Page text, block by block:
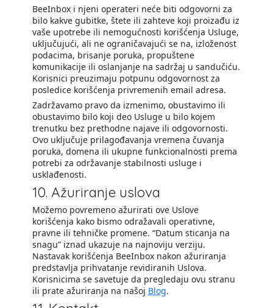
BeeInbox i njeni operateri neće biti odgovorni za
bilo kakve gubitke, štete ili zahteve koji proizađu iz
vaše upotrebe ili nemogućnosti korišćenja Usluge,
uključujući, ali ne ograničavajući se na, izloženost
podacima, brisanje poruka, propuštene
komunikacije ili oslanjanje na sadržaj u sandučiću.
Korisnici preuzimaju potpunu odgovornost za
posledice korišćenja privremenih email adresa.
Zadržavamo pravo da izmenimo, obustavimo ili
obustavimo bilo koji deo Usluge u bilo kojem
trenutku bez prethodne najave ili odgovornosti.
Ovo uključuje prilagođavanja vremena čuvanja
poruka, domena ili ukupne funkcionalnosti prema
potrebi za održavanje stabilnosti usluge i
usklađenosti.
10. Ažuriranje uslova
Možemo povremeno ažurirati ove Uslove
korišćenja kako bismo odražavali operativne,
pravne ili tehničke promene. “Datum sticanja na
snagu” iznad ukazuje na najnoviju verziju.
Nastavak korišćenja BeeInbox nakon ažuriranja
predstavlja prihvatanje revidiranih Uslova.
Korisnicima se savetuje da pregledaju ovu stranu
ili prate ažuriranja na našoj Blog.